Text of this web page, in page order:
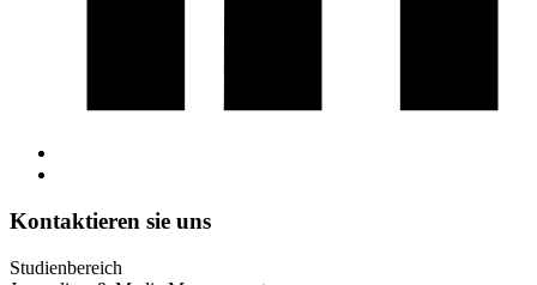
Kontaktieren sie uns
Studienbereich